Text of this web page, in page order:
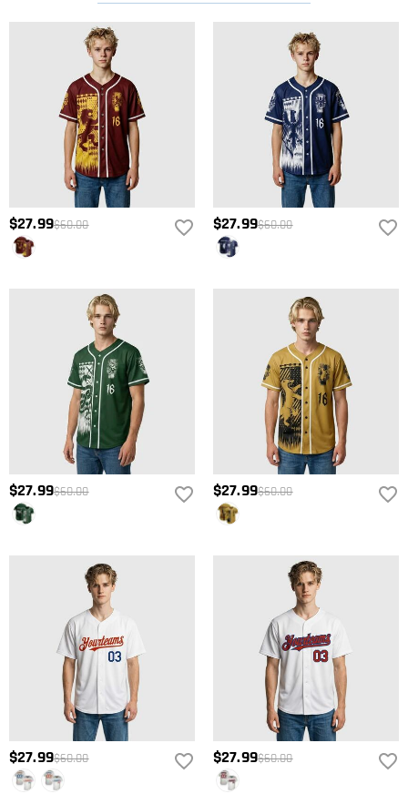
$27.99$60.00 $27.99$60.00
$27.99$60.00 $27.99$60.00
$27.99$60.00 $27.99$60.00